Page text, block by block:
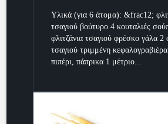
Υλικά (για 6 άτομα): &frac12;
τσαγιού βούτυρο 4 κουταλιές
φλιτζάνια τσαγιού φρέσκο γάλα 2
τσαγιού τριμμένη
πιπέρι, πάπρικα 1 μέτριο...